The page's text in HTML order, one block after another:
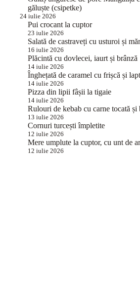
găluște (csipetke)
24 iulie 2026
Pui crocant la cuptor
23 iulie 2026
Salată de castraveți cu usturoi și
16 iulie 2026
Plăcintă cu dovlecei, iaurt și brânză
14 iulie 2026
Înghețată de caramel cu frișcă și
14 iulie 2026
Pizza din lipii fâșii la tigaie
14 iulie 2026
Rulouri de kebab cu carne tocată și
13 iulie 2026
Cornuri turcești împletite
12 iulie 2026
Mere umplute la cuptor, cu unt de
12 iulie 2026